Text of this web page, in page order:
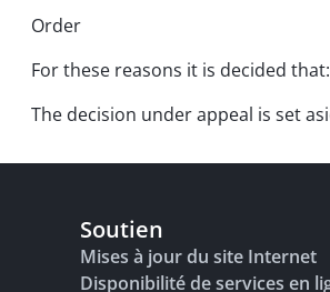
Order
For these reasons it is decided that:
The decision under appeal is set
Soutien
Mises à jour du site Internet
Disponibilité de services en